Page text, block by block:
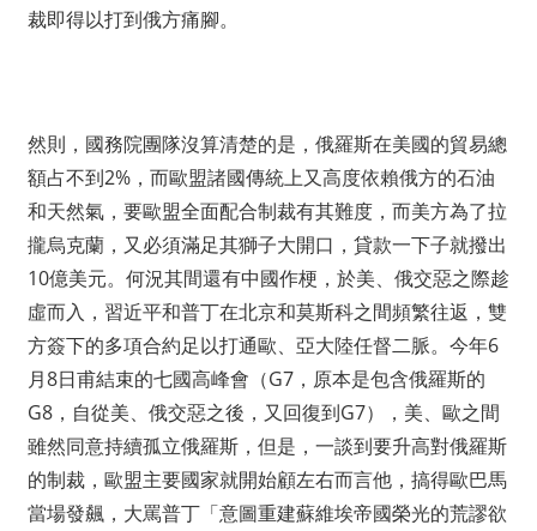
裁即得以打到俄方痛腳。
然則，國務院團隊沒算清楚的是，俄羅斯在美國的貿易總
額占不到2%，而歐盟諸國傳統上又高度依賴俄方的石油
和天然氣，要歐盟全面配合制裁有其難度，而美方為了拉
攏烏克蘭，又必須滿足其獅子大開口，貸款一下子就撥出
10億美元。何況其間還有中國作梗，於美、俄交惡之際趁
虛而入，習近平和普丁在北京和莫斯科之間頻繁往返，雙
方簽下的多項合約足以打通歐、亞大陸任督二脈。今年6
月8日甫結束的七國高峰會（G7，原本是包含俄羅斯的
G8，自從美、俄交惡之後，又回復到G7），美、歐之間
雖然同意持續孤立俄羅斯，但是，一談到要升高對俄羅斯
的制裁，歐盟主要國家就開始顧左右而言他，搞得歐巴馬
當場發飆，大罵普丁「意圖重建蘇維埃帝國榮光的荒謬欲